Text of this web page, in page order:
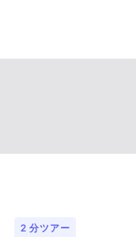
2 分ツアー